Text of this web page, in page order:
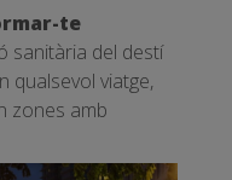
te
sanitària del destí
qualsevol viatge,
zones amb